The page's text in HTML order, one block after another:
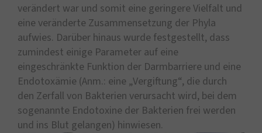
verändert war und somit eine geringere Vielfalt und
eine veränderte Zusammensetzung der Phyla
aufwies. Darüber hinaus wurde festgestellt, dass
zumindest einige Parameter auf eine
eingeschränkte Funktion der Darmbarriere und eine
Endotoxämie (Anm.: eine „Vergiftung“, die durch
den Zerfall von Bakterien verursacht wird, bei dem
sogenannte Endotoxine der Bakterien frei werden
und ins Blut gelangen) hinwiesen.